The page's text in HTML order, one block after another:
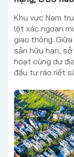
Khu vực Nam
lột xác ngoạn
giao thông.
sản hữu hạn,
hoạt cùng dư
đầu tư ráo riết